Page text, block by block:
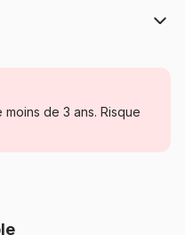
- Cartes du Monde et
de 3 ans. Risque